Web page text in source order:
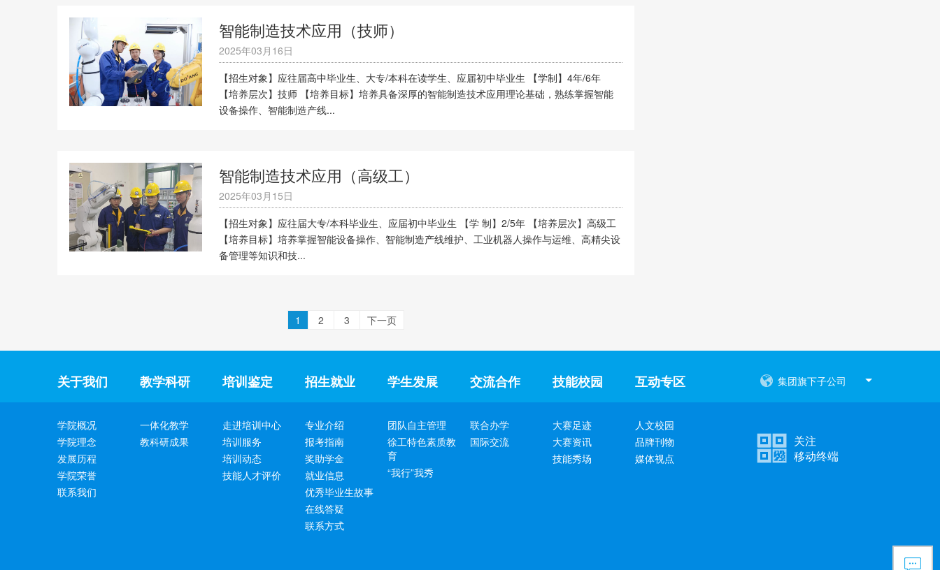
智能制造技术应用（技师）
2025年03月16日
【招生对象】应往届高中毕业生、大专/本科在读学生、应届初中毕业生 【学制】4年/6年
【培养层次】技师 【培养目标】培养具备深厚的智能制造技术应用理论基础，熟练掌握智能
设备操作、智能制造产线...
智能制造技术应用（高级工）
2025年03月15日
【招生对象】应往届大专/本科毕业生、应届初中毕业生 【学 制】2/5年 【培养层次】高级工
【培养目标】培养掌握智能设备操作、智能制造产线维护、工业机器人操作与运维、高精尖设
备管理等知识和技...
1 2 3 下一页
关于我们
学院概况
学院理念
发展历程
学院荣誉
联系我们
教学科研
一体化教学
教科研成果
培训鉴定
走进培训中心
培训服务
培训动态
技能人才评价
招生就业
专业介绍
报考指南
奖助学金
就业信息
优秀毕业生故事
在线答疑
联系方式
学生发展
团队自主管理
徐工特色素质教
育
“我行”我秀
交流合作
联合办学
国际交流
技能校园
大赛足迹
大赛资讯
技能秀场
互动专区
人文校园
品牌刊物
媒体视点
集团旗下子公司
关注
移动终端